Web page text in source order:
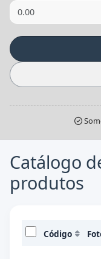
Catálogo
produtos
Código